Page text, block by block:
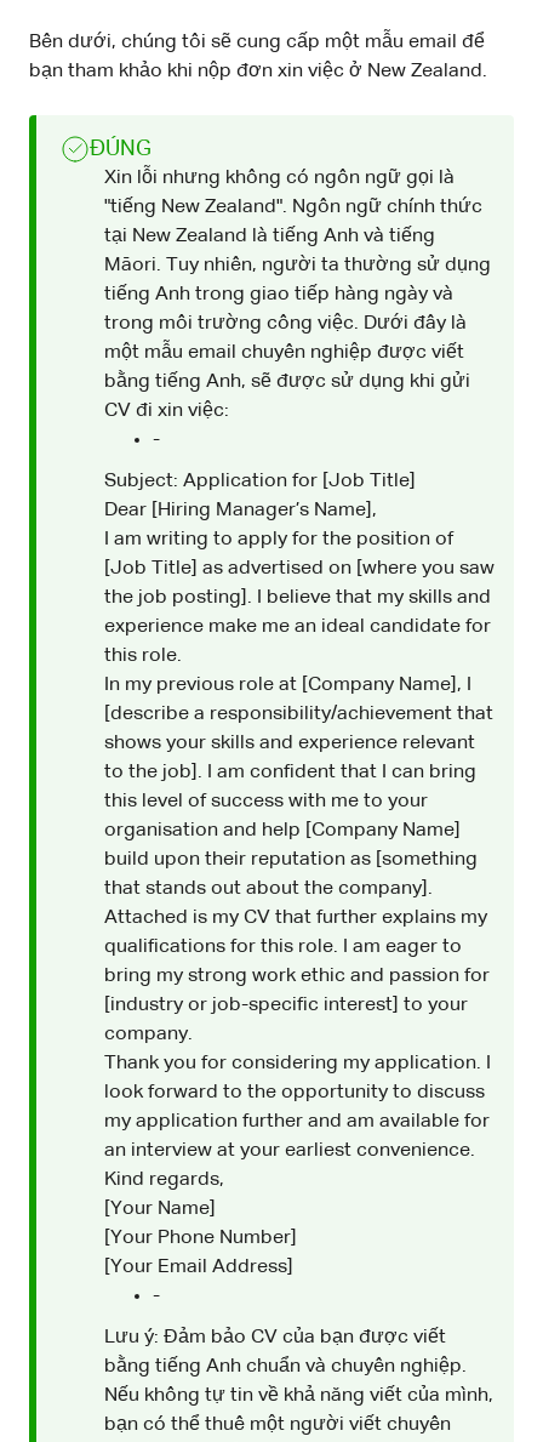
Bên dưới, chúng tôi sẽ cung cấp một mẫu email để
bạn tham khảo khi nộp đơn xin việc ở New Zealand.
ĐÚNG
Xin lỗi nhưng không có ngôn ngữ gọi là
"tiếng New Zealand". Ngôn ngữ chính thức
tại New Zealand là tiếng Anh và tiếng
Māori. Tuy nhiên, người ta thường sử dụng
tiếng Anh trong giao tiếp hàng ngày và
trong môi trường công việc. Dưới đây là
một mẫu email chuyên nghiệp được viết
bằng tiếng Anh, sẽ được sử dụng khi gửi
CV đi xin việc:
-
Subject: Application for [Job Title]
Dear [Hiring Manager’s Name],
I am writing to apply for the position of
[Job Title] as advertised on [where you saw
the job posting]. I believe that my skills and
experience make me an ideal candidate for
this role.
In my previous role at [Company Name], I
[describe a responsibility/achievement that
shows your skills and experience relevant
to the job]. I am confident that I can bring
this level of success with me to your
organisation and help [Company Name]
build upon their reputation as [something
that stands out about the company].
Attached is my CV that further explains my
qualifications for this role. I am eager to
bring my strong work ethic and passion for
[industry or job-specific interest] to your
company.
Thank you for considering my application. I
look forward to the opportunity to discuss
my application further and am available for
an interview at your earliest convenience.
Kind regards,
[Your Name]
[Your Phone Number]
[Your Email Address]
-
Lưu ý: Đảm bảo CV của bạn được viết
bằng tiếng Anh chuẩn và chuyên nghiệp.
Nếu không tự tin về khả năng viết của mình,
bạn có thể thuê một người viết chuyên